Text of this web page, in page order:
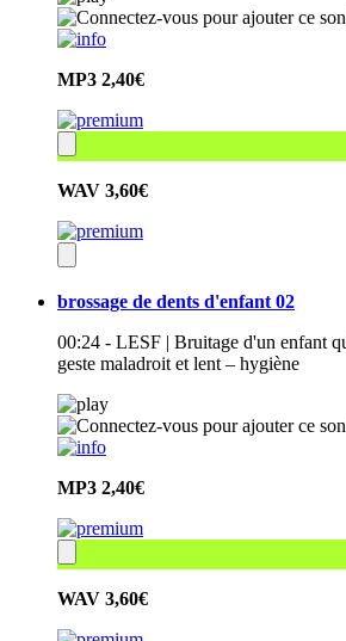
MP3 2,40€
WAV 3,60€
brossage de dents d'enfant 02
00:24 - LESF | Bruitage d'un enfant
geste maladroit et lent – hygiène
MP3 2,40€
WAV 3,60€